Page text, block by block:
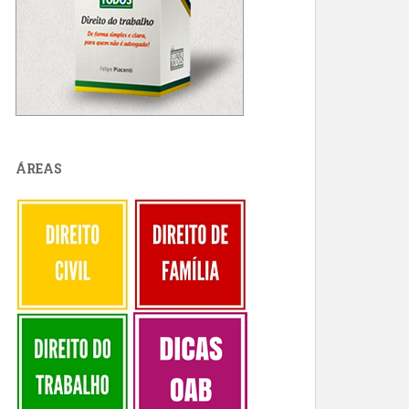
ÁREAS